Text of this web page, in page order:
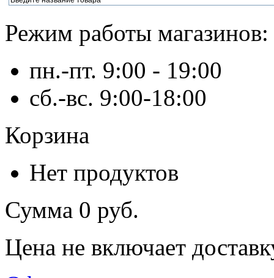
Режим работы магазинов:
пн.-пт. 9:00 - 19:00
сб.-вс. 9:00-18:00
Корзина
Нет продуктов
Сумма 0 руб.
Цена не включает